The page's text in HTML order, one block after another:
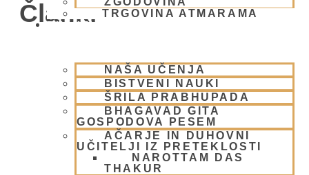
TRGOVINA ATMARAMA
BHAKTI JOGA
NAŠA UČENJA
BISTVENI NAUKI
ŠRILA PRABHUPADA
BHAGAVAD GITA
GOSPODOVA PESEM
AČARJE IN DUHOVNI
UČITELJI IZ PRETEKLOSTI
NAROTTAM DAS
THAKUR
Članki